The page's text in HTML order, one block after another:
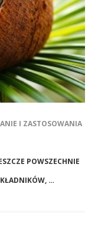
I ZASTOSOWANIA
POWSZECHNIE
…